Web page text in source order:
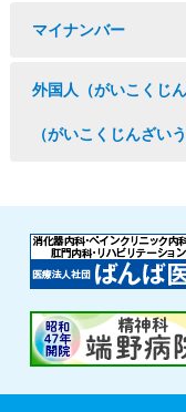
マイナンバー
外国人（がいこくじ
（がいこくじんざい